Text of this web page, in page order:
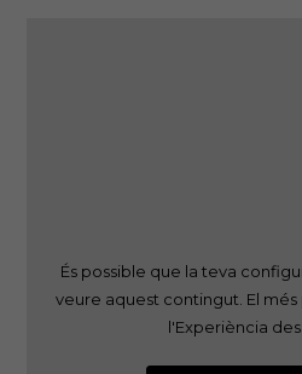
És possible que la teva
veure aquest contingut. El
l'Experiència